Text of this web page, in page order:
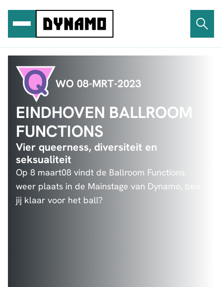
inhoud
WO 08-MRT-2023
EINDHOVEN BALLROOM
FUNCTIONS
Vier queerness, diversiteit en
seksualiteit
Op 8 maart08 vindt de Ballroom Functions
weer plaats in de Mainstage van Dynamo, ben
jij klaar voor het ball?